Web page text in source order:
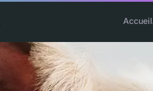
Accueil